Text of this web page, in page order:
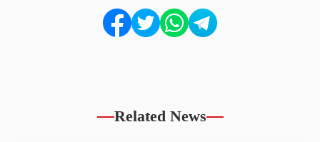
Related News